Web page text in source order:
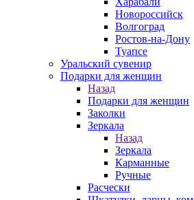
Новороссийск
Волгоград
Ростов-на-Дону
Туапсе
Уральский сувенир
Подарки для женщин
Назад
Подарки для женщин
Заколки
Зеркала
Назад
Зеркала
Карманные
Ручные
Расчески